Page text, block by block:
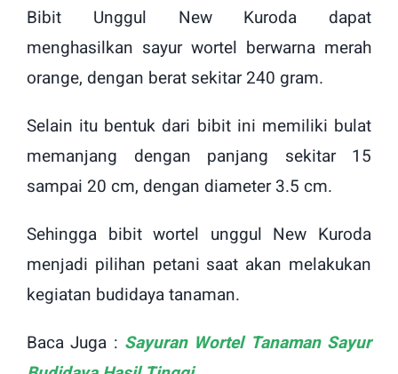
Bibit Unggul New Kuroda dapat
menghasilkan sayur wortel berwarna merah
orange, dengan berat sekitar 240 gram.
Selain itu bentuk dari bibit ini memiliki bulat
memanjang dengan panjang sekitar 15
sampai 20 cm, dengan diameter 3.5 cm.
Sehingga bibit wortel unggul New Kuroda
menjadi pilihan petani saat akan melakukan
kegiatan budidaya tanaman.
Baca Juga : Sayuran Wortel Tanaman Sayur